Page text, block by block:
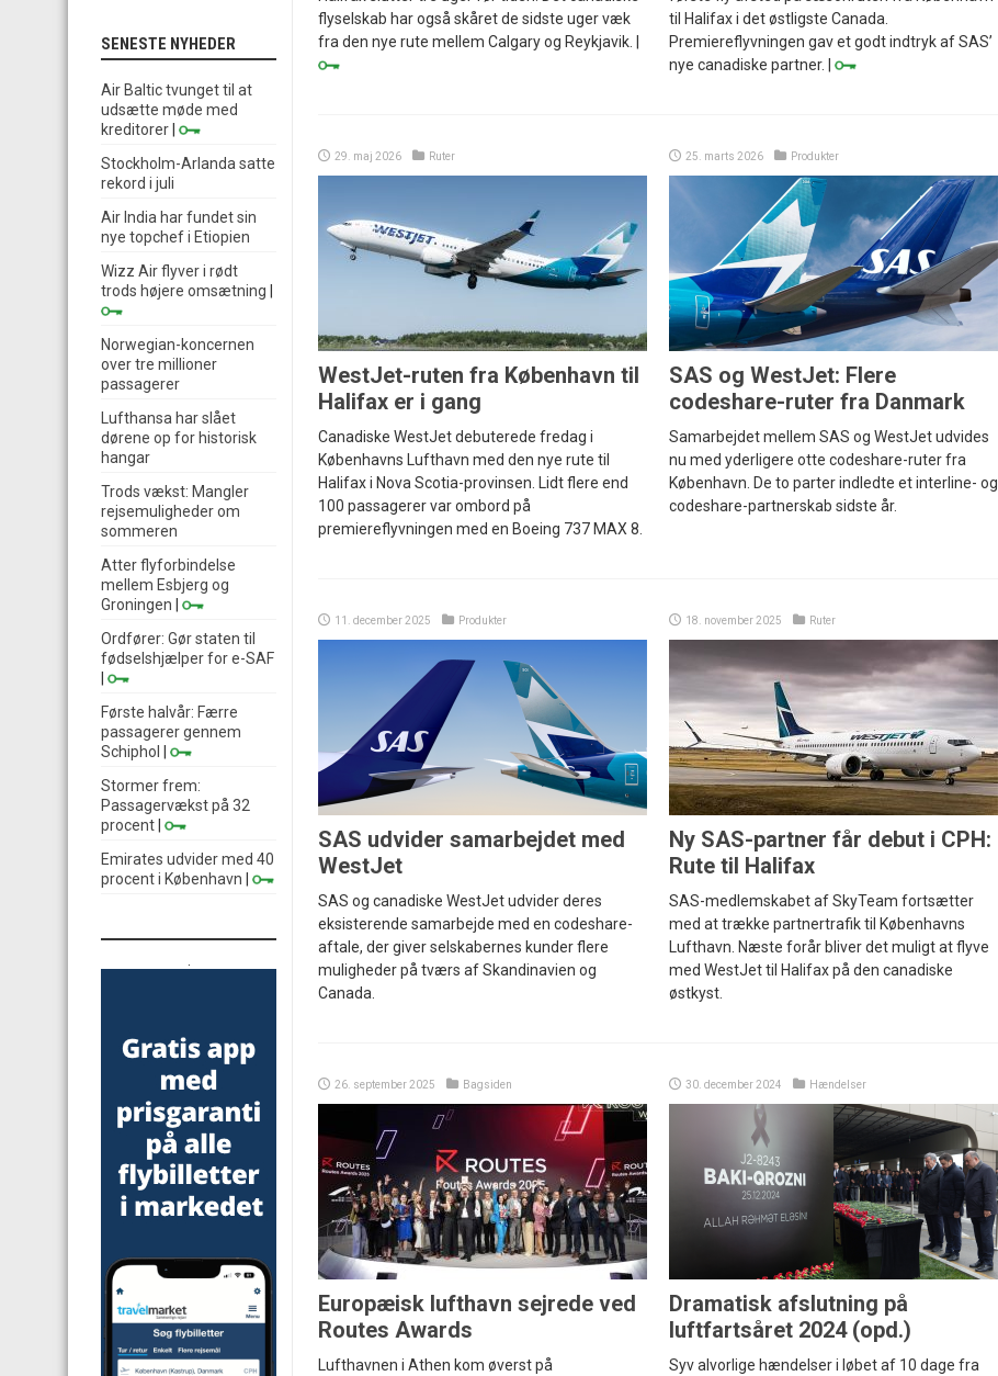
flyselskab har også skåret de sidste uger væk
fra den nye rute mellem Calgary og Reykjavik. |
til Halifax i det østligste Canada.
Premiereflyvningen gav et godt indtryk af SAS’
nye canadiske partner. |
29. maj 2026 Ruter
WestJet-ruten fra København til
Halifax er i gang
Canadiske WestJet debuterede fredag i
Københavns Lufthavn med den nye rute til
Halifax i Nova Scotia-provinsen. Lidt flere end
100 passagerer var ombord på
premiereflyvningen med en Boeing 737 MAX 8.
25. marts 2026 Produkter
SAS og WestJet: Flere
codeshare-ruter fra Danmark
Samarbejdet mellem SAS og WestJet udvides
nu med yderligere otte codeshare-ruter fra
København. De to parter indledte et interline- og
codeshare-partnerskab sidste år.
11. december 2025 Produkter
SAS udvider samarbejdet med
WestJet
SAS og canadiske WestJet udvider deres
eksisterende samarbejde med en codeshare-
aftale, der giver selskabernes kunder flere
muligheder på tværs af Skandinavien og
Canada.
18. november 2025 Ruter
Ny SAS-partner får debut i CPH:
Rute til Halifax
SAS-medlemskabet af SkyTeam fortsætter
med at trække partnertrafik til Københavns
Lufthavn. Næste forår bliver det muligt at flyve
med WestJet til Halifax på den canadiske
østkyst.
26. september 2025 Bagsiden
Europæisk lufthavn sejrede ved
Routes Awards
Lufthavnen i Athen kom øverst på
30. december 2024 Hændelser
Dramatisk afslutning på
luftfartsåret 2024 (opd.)
Syv alvorlige hændelser i løbet af 10 dage fra
SENESTE NYHEDER
Air Baltic tvunget til at
udsætte møde med
kreditorer
Stockholm-Arlanda satte
rekord i juli
Air India har fundet sin
nye topchef i Etiopien
Wizz Air flyver i rødt
trods højere omsætning
Norwegian-koncernen
over tre millioner
passagerer
Lufthansa har slået
dørene op for historisk
hangar
Trods vækst: Mangler
rejsemuligheder om
sommeren
Atter flyforbindelse
mellem Esbjerg og
Groningen
Ordfører: Gør staten til
fødselshjælper for e-SAF
Første halvår: Færre
passagerer gennem
Schiphol
Stormer frem:
Passagervækst på 32
procent
Emirates udvider med 40
procent i København